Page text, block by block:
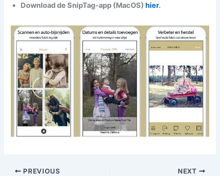
Download de SnipTag-app (MacOS)hier.
PREVIOUS NEXT